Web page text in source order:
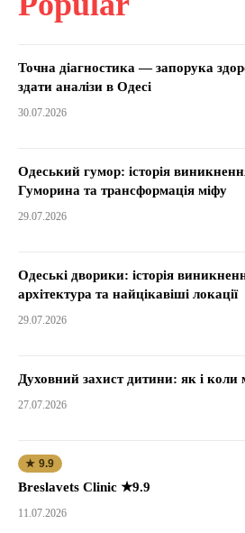
Точна діагностика — запорука
здати аналізи в Одесі
30.07.2026
Одеський гумор: історія
Гуморина та трансформація міфу
29.07.2026
Одеські дворики: історія
архітектура та найцікавіші локації
29.07.2026
Духовний захист дитини: як і коли
27.07.2026
★ 9.9
Breslavets Clinic ★9.9
11.07.2026